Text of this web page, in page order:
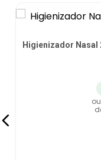
Higienizador Nasal
ou